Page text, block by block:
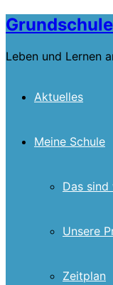
Skip
to
content
Leben und Lernen
Aktuelles
Meine Schule
Das sind
Unsere
Zeitplan